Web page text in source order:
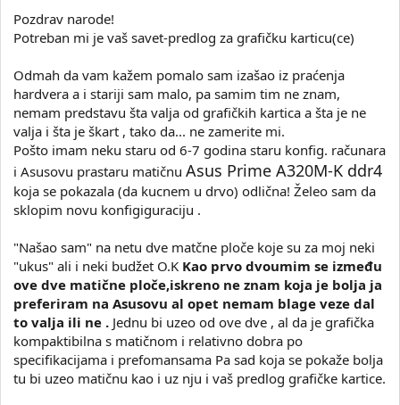
j
Pozdrav narode!
Potreban mi je vaš savet-predlog za grafičku karticu(ce)
Odmah da vam kažem pomalo sam izašao iz praćenja
hardvera a i stariji sam malo, pa samim tim ne znam,
nemam predstavu šta valja od grafičkih kartica a šta je ne
valja i šta je škart , tako da... ne zamerite mi.
Pošto imam neku staru od 6-7 godina staru konfig. računara
i Asusovu prastaru matičnu Asus Prime A320M-K ddr4
koja se pokazala (da kucnem u drvo) odlična! Želeo sam da
sklopim novu konfigiguraciju .
"Našao sam" na netu dve matčne ploče koje su za moj neki
"ukus" ali i neki budžet O.K Kao prvo dvoumim se između
ove dve matične ploče,iskreno ne znam koja je bolja ja
preferiram na Asusovu al opet nemam blage veze dal
to valja ili ne . Jednu bi uzeo od ove dve , al da je grafička
kompaktibilna s matičnom i relativno dobra po
specifikacijama i prefomansama Pa sad koja se pokaže bolja
tu bi uzeo matičnu kao i uz nju i vaš predlog grafičke kartice.